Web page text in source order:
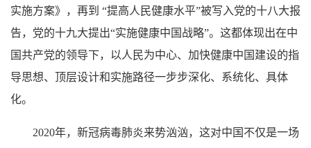
实施方案》，再到 “提高人民健康水平”被写入党的十八大报
告，党的十九大提出“实施健康中国战略”。这都体现出在中
国共产党的领导下，以人民为中心、加快健康中国建设的指
导思想、顶层设计和实施路径一步步深化、系统化、具体
化。
2020年，新冠病毒肺炎来势汹汹，这对中国不仅是一场